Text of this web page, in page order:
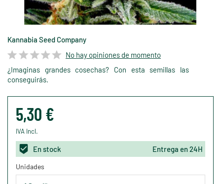
Kannabia Seed Company
No hay opiniones de momento
¿Imaginas grandes cosechas? Con esta semillas las
conseguirás.
5,30 €
IVA Incl.
En stock Entrega en 24H
Unidades